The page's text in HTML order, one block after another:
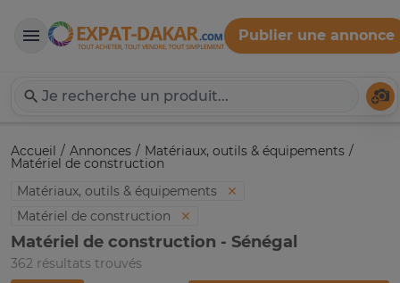
Expat-Dakar
Publier une annonce
Accueil Annonces Matériaux, outils & équipements
Matériel de construction
Matériaux, outils & équipements
Matériel de construction
Matériel de construction - Sénégal
362 résultats trouvés